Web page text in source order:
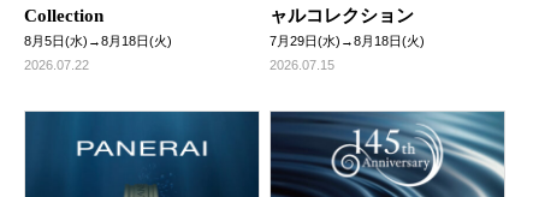
Collection
8月5日(水)→8月18日(火)
2026.07.22
ャルコレクション
7月29日(水)→8月18日(火)
2026.07.15